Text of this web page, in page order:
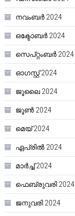
നവംബർ 2024
ഒക്ടോബർ 2024
സെപ്റ്റംബർ 2024
ഓഗസ്റ്റ്‌ 2024
ജൂലൈ 2024
ജൂൺ 2024
മെയ്‌ 2024
ഏപ്രിൽ 2024
മാർച്ച്‌ 2024
ഫെബ്രുവരി 2024
ജനുവരി 2024